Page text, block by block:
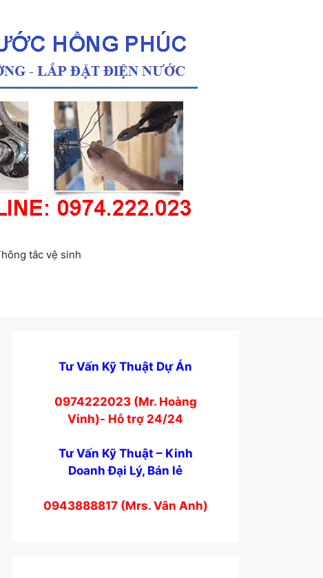
tắc vệ sinh
Tư Vấn Kỹ Thuật Dự Án
0974222023 (Mr. Hoàng
Vinh)- Hỗ trợ 24/24
Tư Vấn Kỹ Thuật – Kinh
Doanh Đại Lý, Bán lẻ
0943888817 (Mrs. Vân Anh)